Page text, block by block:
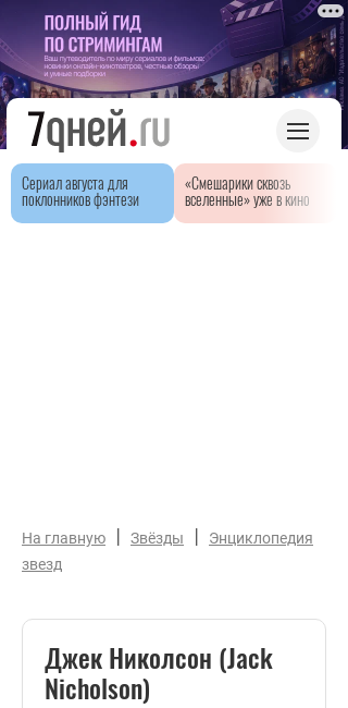
Сериал августа для
поклонников фэнтези
«Смешарики сквозь
вселенные» уже в кино
На главную | Звёзды |
Энциклопедия
звезд
Джек Николсон (Jack
Nicholson)